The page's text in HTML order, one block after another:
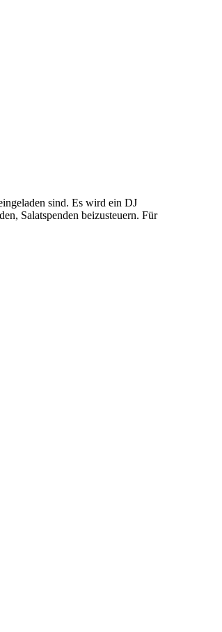
sind. Es wird ein DJ
Salatspenden beizusteuern. Für